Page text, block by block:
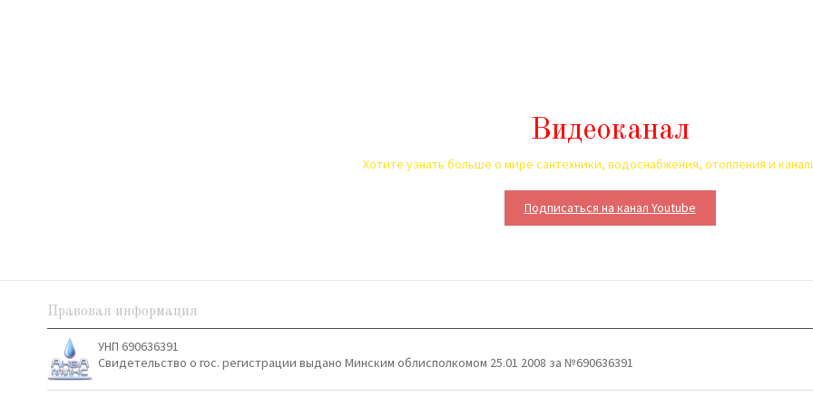
Видеоканал
Хотите узнать больше о мире сантехники, водоснабжения, отопления и
Подписаться на канал Youtube
Правовая информация
УНП 690636391
Свидетельство о гос. регистрации выдано Минским облисполкомом 25.01 2008 за №690636391